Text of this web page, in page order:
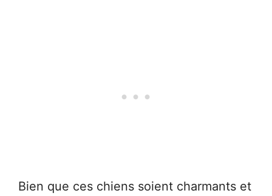
Bien que ces chiens soient charmants et